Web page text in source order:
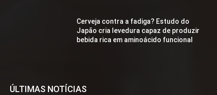
Cerveja contra a fadiga? Estudo do
Japão cria levedura capaz de produzir
bebida rica em aminoácido funcional
ÚLTIMAS NOTÍCIAS